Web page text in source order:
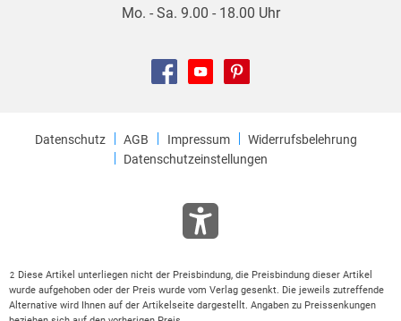
Mo. - Sa. 9.00 - 18.00 Uhr
Datenschutz AGB Impressum
Widerrufsbelehrung
Datenschutzeinstellungen
2
Diese Artikel unterliegen nicht der Preisbindung, die Preisbindung dieser Artikel
wurde aufgehoben oder der Preis wurde vom Verlag gesenkt. Die jeweils zutreffende
Alternative wird Ihnen auf der Artikelseite dargestellt. Angaben zu Preissenkungen